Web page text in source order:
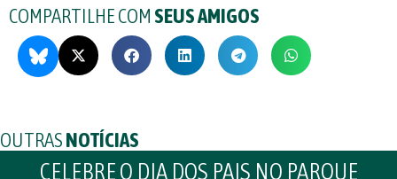
COMPARTILHE COM SEUS AMIGOS
OUTRASNOTÍCIAS
CELEBRE O DIA DOS PAIS NO PARQUE